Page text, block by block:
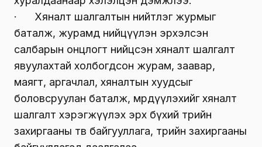
· Хяналт шалгалтын нийтлэг журмыг
баталж, журамд нийцүүлэн эрхэлсэн
салбарын онцлогт нийцсэн хяналт шалгалт
явуулахтай холбогдсон журам, заавар,
маягт, аргачлал, хяналтын хуудсыг
боловсруулан баталж, мөрдүүлэхийг хяналт
шалгалт хэрэгжүүлэх эрх бүхий төрийн
захиргааны төв байгууллага, төрийн захиргааны